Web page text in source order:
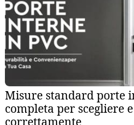
Misure standard porte
completa per scegliere
correttamente